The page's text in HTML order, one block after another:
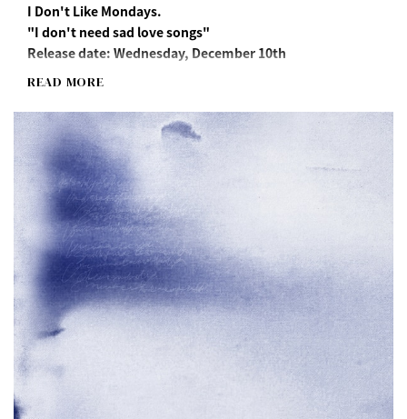
I Don't Like Mondays.
"I don't need sad love songs"
Release date: Wednesday, December 10th
http://idlms.lnk.to/nosadlovesongs
READ MORE